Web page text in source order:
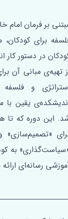
برای
در دستور
تهیه‌ی مبانی آن
و
یقین با
«تصمیم‌سازی»
به
رسانه‌ای